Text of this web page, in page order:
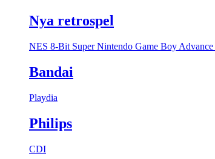
Nya retrospel
NES 8-Bit Super Nintendo Game Boy Advance
Bandai
Playdia
Philips
CDI